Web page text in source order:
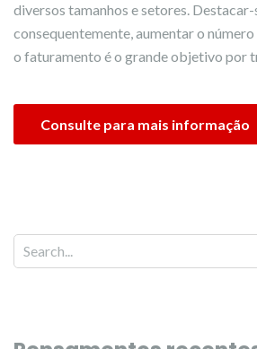
diversos tamanhos e setores.
consequentemente, aumentar o
o faturamento é o grande objetivo por
Consulte para mais informação